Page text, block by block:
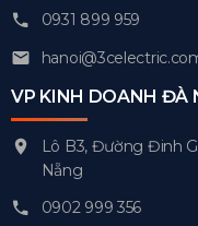
0931 899 959
VP KINH DOANH ĐÀ
Lô B3, Đường Đinh
Nẵng
0902 999 356